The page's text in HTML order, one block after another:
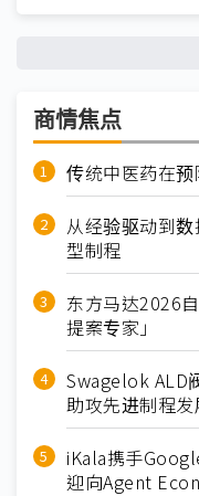
商情焦点
传统中医药在
从经验驱动到
型制程
东方马达2026
提案专家」
Swagelok ALD
助攻先进制程发
iKala携手
迎向Agent